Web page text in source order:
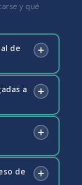
y qué
de
es el
los
la
Públicas y
2022, su
y los
a
privadas
con
de
de